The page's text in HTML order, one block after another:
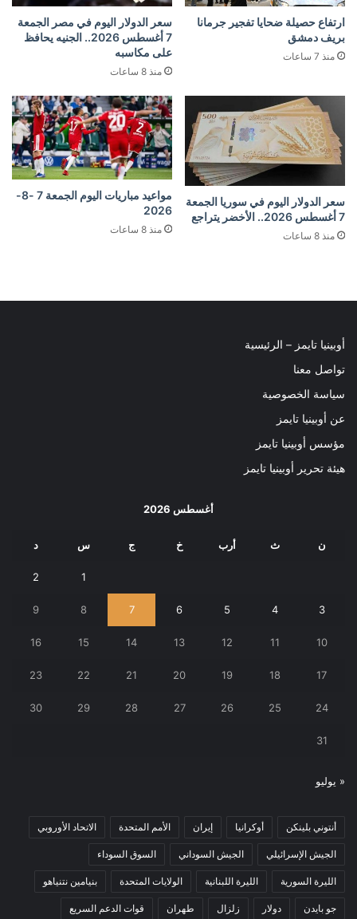
ارتفاع حصيلة ضحايا تفجير جرمانا
بريف دمشق
منذ 7 ساعات
سعر الدولار اليوم في مصر الجمعة
7 أغسطس 2026.. الجنيه يحافظ
على مكاسبه
منذ 8 ساعات
سعر الدولار اليوم في سوريا الجمعة
7 أغسطس 2026.. الأخضر يتراجع
منذ 8 ساعات
مواعيد مباريات اليوم الجمعة 7 -8-
2026
منذ 8 ساعات
أوبينيا تايمز – الرئيسية
تواصل معنا
سياسة الخصوصية
عن أوبينيا تايمز
مؤسس أوبينيا تايمز
هيئة تحرير أوبينيا تايمز
أغسطس 2026
ن ث أرب خ ج س د
1
2
3
4
5
6
7
8
9
10
11
12
13
14
15
16
17
18
19
20
21
22
23
24
25
26
27
28
29
30
31
« يوليو
أنتوني بلينكن أوكرانيا إيران الأمم المتحدة الاتحاد الأوروبي
الجيش الإسرائيلي الجيش السوداني السوق السوداء
الليرة السورية الليرة اللبنانية الولايات المتحدة بنيامين نتنياهو
جو بايدن دولار زلزال طهران قوات الدعم السريع